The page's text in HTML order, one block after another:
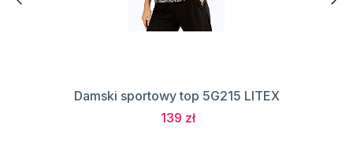
Damski sportowy top 5G215 LITEX
139 zł